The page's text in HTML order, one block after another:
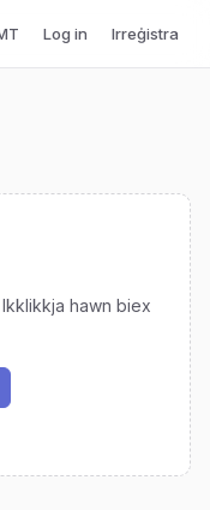
Log in Irreġistra
hawn biex